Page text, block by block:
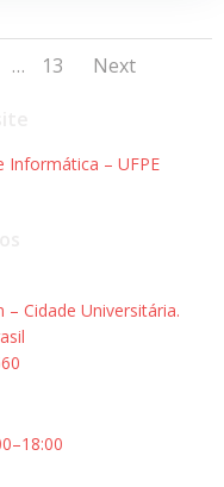
… Page
13
Posts
Next
Informática – UFPE
– Cidade Universitária.